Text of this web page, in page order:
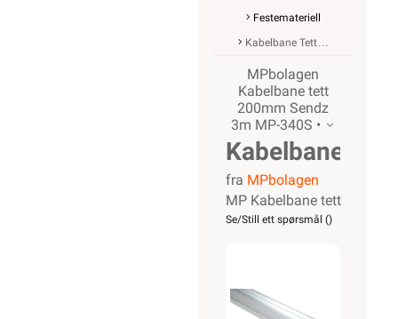
Festemateriell
Kabelbane Tett
MPbolagen
Kabelbane tett
200mm Sendz
3m MP-340S •
Kabelbane
tett
200mm
MP-
fra MPbolagen
MP Kabelbane tett
Se/Still ett spørsmål ()